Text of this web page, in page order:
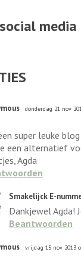
media
donderdag 21 nov
super leuke
een alternatief
Agda
Smakelijck E-
Dankjewel Agda!
Beantwoorden
vrijdag 15 nov 2013